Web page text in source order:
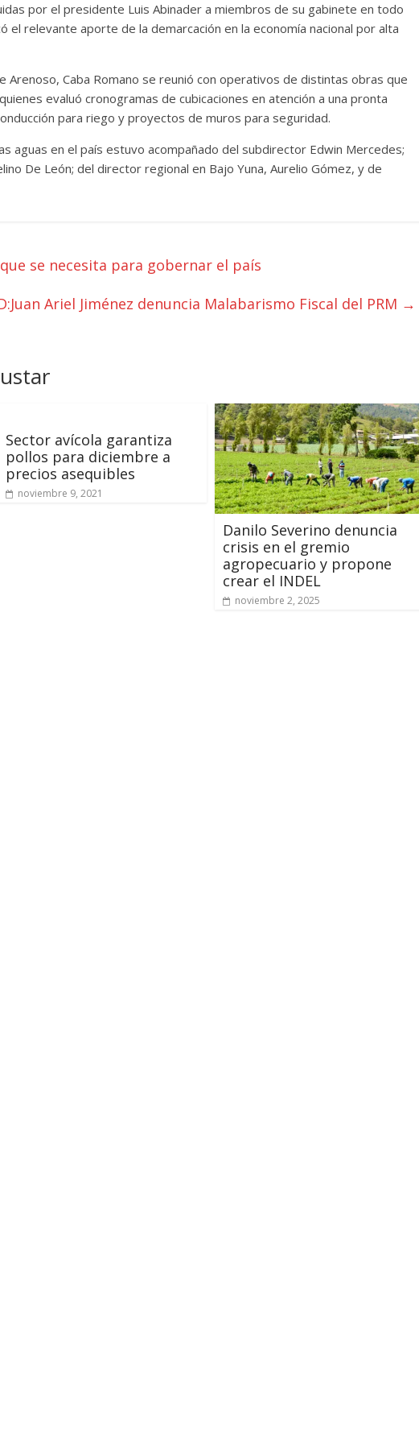
por el presidente Luis Abinader a miembros de su gabinete en todo
el relevante aporte de la demarcación en la economía nacional por alta
Arenoso, Caba Romano se reunió con operativos de distintas obras que
evaluó cronogramas de cubicaciones en atención a una pronta
para riego y proyectos de muros para seguridad.
aguas en el país estuvo acompañado del subdirector Edwin Mercedes;
De León; del director regional en Bajo Yuna, Aurelio Gómez, y de
se necesita para gobernar el país
Ariel Jiménez denuncia Malabarismo Fiscal del PRM →
Sector avícola garantiza
pollos para diciembre a
precios asequibles
noviembre 9, 2021
Danilo Severino denuncia
crisis en el gremio
agropecuario y propone
crear el INDEL
noviembre 2, 2025